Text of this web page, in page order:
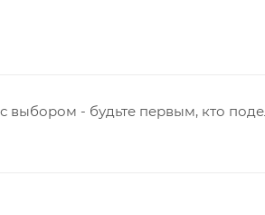
выбором - будьте первым, кто